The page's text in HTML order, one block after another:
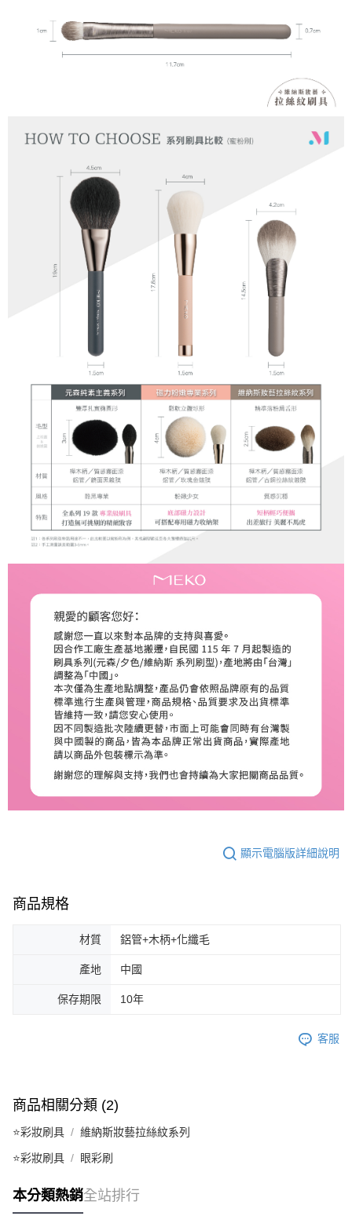
顯示電腦版詳細說明
商品規格
材質 鋁管+木柄+化纖毛
產地 中國
保存期限 10年
客服
商品相關分類 (2)
⭐彩妝刷具 維納斯妝藝拉絲紋系列
⭐彩妝刷具 眼彩刷
本分類熱銷全站排行